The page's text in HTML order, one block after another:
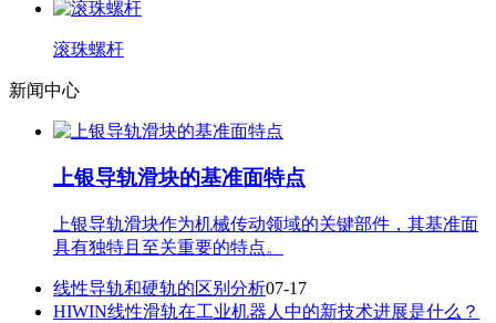
滚珠螺杆
新闻中心
上银导轨滑块的基准面特点
上银导轨滑块作为机械传动领域的关键部件，其基准面
具有独特且至关重要的特点。
线性导轨和硬轨的区别分析07-17
HIWIN线性滑轨在工业机器人中的新技术进展是什么？